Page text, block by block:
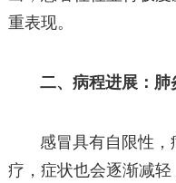
重表现。
二、病程进展：肺
感冒具有自限性
疗，症状也会逐渐减